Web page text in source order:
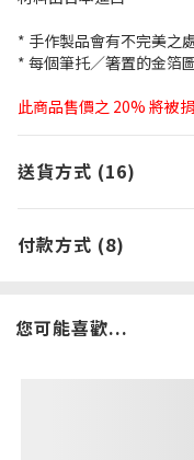
* 手作製品會有不完美之
* 每個筆托／箸置的金箔
此商品售價之 20% 將被
送貨方式 (16)
付款方式 (8)
您可能喜歡...